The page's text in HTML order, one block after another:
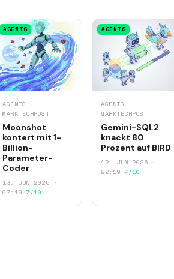
AGENTS
AGENTS ·
MARKTECHPOST
Moonshot
kontert mit 1-
Billion-
Parameter-
Coder
13. JUN 2026 ·
07:19 7/10
AGENTS
AGENTS ·
MARKTECHPOST
Gemini-SQL2
knackt 80
Prozent auf BIRD
12. JUN 2026 ·
22:19 7/10